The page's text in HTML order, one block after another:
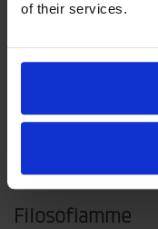
of their services.
Filosofiamme